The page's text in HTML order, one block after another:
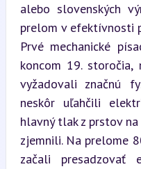
alebo slovenských
prelom v efektívnosti
Prvé mechanické
koncom 19.
vyžadovali značnú
neskôr uľahčili
hlavný tlak z prstov
zjemnili. Na prelome
začali presadzovať